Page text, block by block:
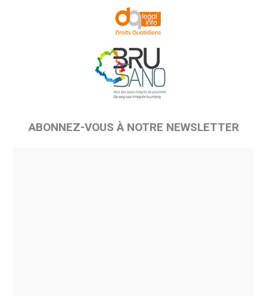
ABONNEZ-VOUS À NOTRE NEWSLETTER